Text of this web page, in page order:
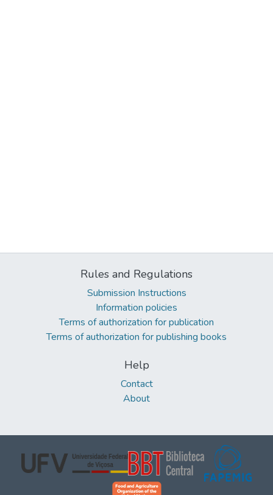
Rules and Regulations
Submission Instructions
Information policies
Terms of authorization for publication
Terms of authorization for publishing books
Help
Contact
About